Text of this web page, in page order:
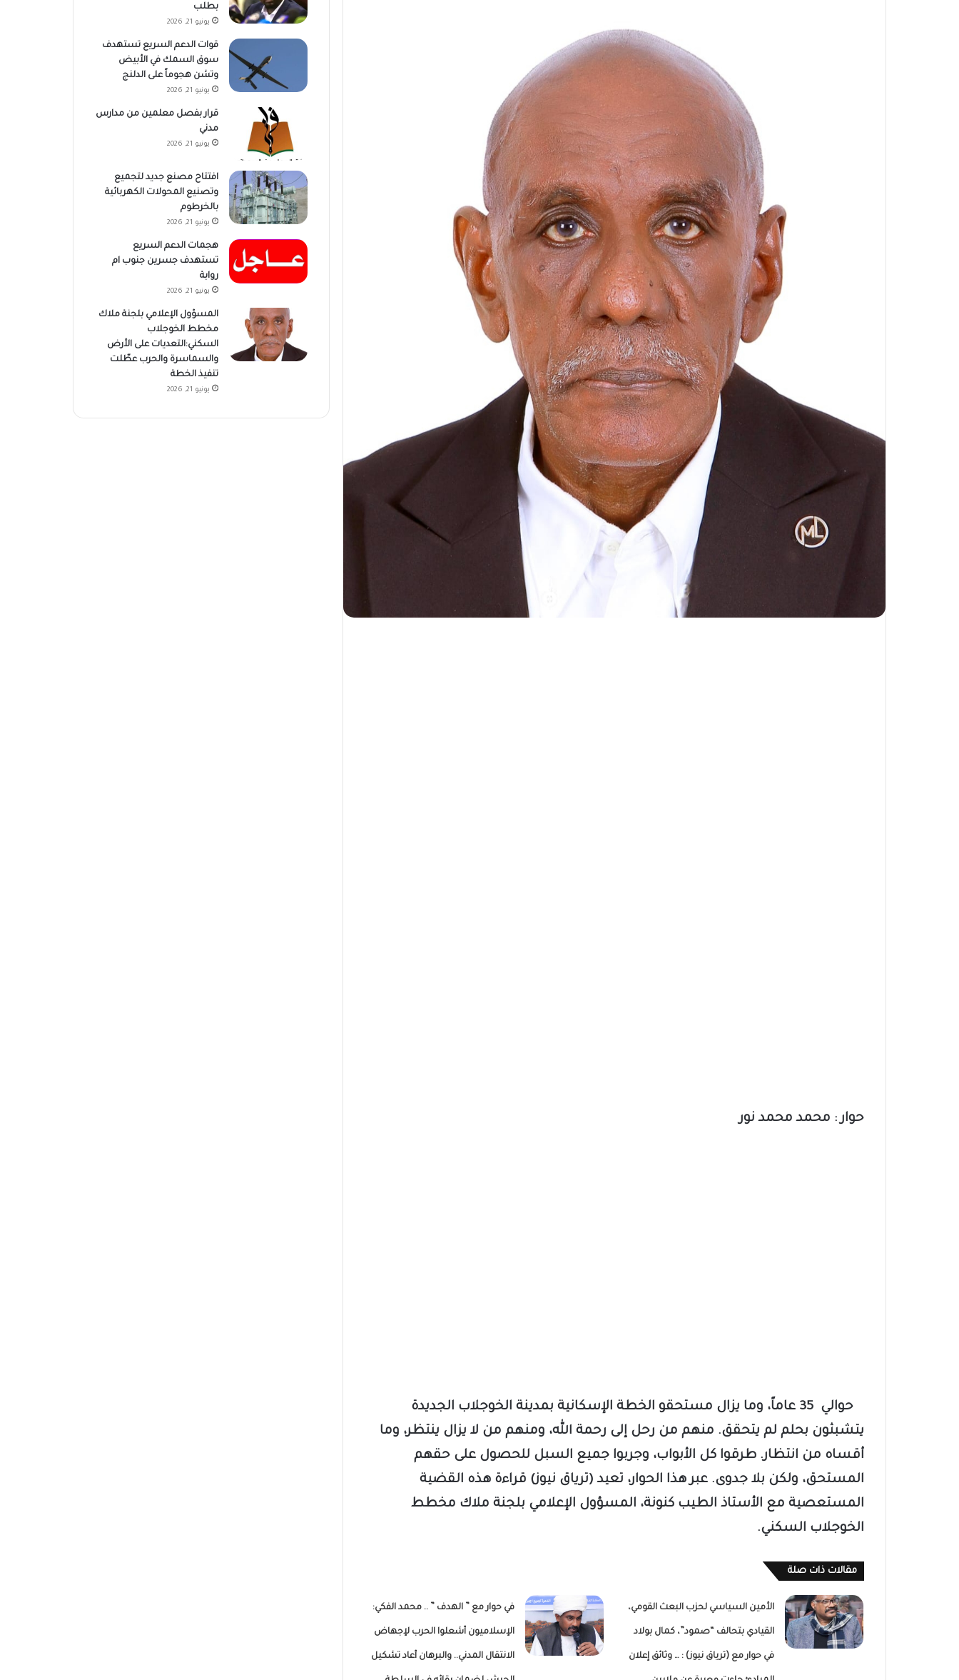
حوار : محمد محمد نور
حوالي 35 عاماً، وما يزال مستحقو الخطة الإسكانية بمدينة الخوجلاب الجديدة
يتشبثون بحلم لم يتحقق. منهم من رحل إلى رحمة الله، ومنهم من لا يزال ينتظر، وما
أقساه من انتظار. طرقوا كل الأبواب، وجربوا جميع السبل للحصول على حقهم
المستحق، ولكن بلا جدوى. عبر هذا الحوار، تعيد (ترياق نيوز) قراءة هذه القضية
المستعصية مع الأستاذ الطيب كنونة، المسؤول الإعلامي بلجنة ملاك مخطط
الخوجلاب السكني.
مقالات ذات صلة
الأمين السياسي لحزب البعث القومي،
القيادي بتحالف “صمود”، كمال بولاد
في حوار مع (ترياق نيوز) : … وثائق إعلان
في حوار مع ” الهدف ” .. محمد الفكي:
الإسلاميون أشعلوا الحرب لإجهاض
الانتقال المدني.. والبرهان أعاد تشكيل
بطلب
يونيو 21, 2026
قوات الدعم السريع تستهدف
سوق السمك في الأبيض
وتشن هجوماً على الدلنج
يونيو 21, 2026
قرار بفصل معلمين من مدارس
مدني
يونيو 21, 2026
افتتاح مصنع جديد لتجميع
وتصنيع المحولات الكهربائية
بالخرطوم
يونيو 21, 2026
هجمات الدعم السريع
تستهدف جسرين جنوب ام
روابة
يونيو 21, 2026
المسؤول الإعلامي بلجنة ملاك
مخطط الخوجلاب
السكني:التعديات على الأرض
والسماسرة والحرب عطّلت
تنفيذ الخطة
يونيو 21, 2026